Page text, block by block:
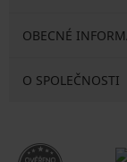
OBECNÉ
O SPOLEČNOSTI